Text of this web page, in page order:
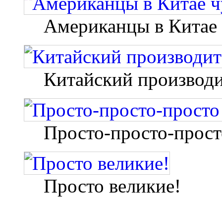
Американцы в Китае
Китайский
Просто-просто-
Просто великие!